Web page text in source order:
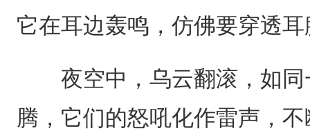
它在耳边轰鸣，仿佛要穿透
夜空中，乌云翻滚，如同
腾，它们的怒吼化作雷声，